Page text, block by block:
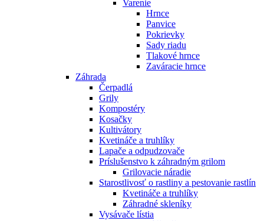
Varenie
Hrnce
Panvice
Pokrievky
Sady riadu
Tlakové hrnce
Zaváracie hrnce
Záhrada
Čerpadlá
Grily
Kompostéry
Kosačky
Kultivátory
Kvetináče a truhlíky
Lapače a odpudzovače
Príslušenstvo k záhradným grilom
Grilovacie náradie
Starostlivosť o rastliny a pestovanie rastlín
Kvetináče a truhlíky
Záhradné skleníky
Vysávače lístia